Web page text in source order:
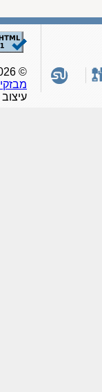
עיצוב